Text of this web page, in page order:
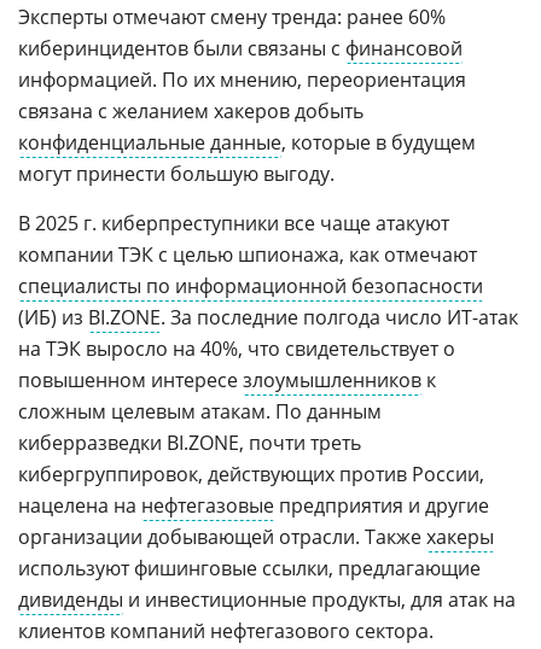
Эксперты отмечают смену тренда: ранее 60%
киберинцидентов были связаны с финансовой
информацией. По их мнению, переориентация
связана с желанием хакеров добыть
конфиденциальные данные, которые в будущем
могут принести большую выгоду.
В 2025 г. киберпреступники все чаще атакуют
компании ТЭК с целью шпионажа, как отмечают
специалисты по информационной безопасности
(ИБ) из BI.ZONE. За последние полгода число ИТ-атак
на ТЭК выросло на 40%, что свидетельствует о
повышенном интересезлоумышленников к
сложным целевым атакам. По данным
киберразведки BI.ZONE, почти треть
кибергруппировок, действующих против России,
нацелена на нефтегазовые предприятия и другие
организации добывающей отрасли. Такжехакеры
используют фишинговые ссылки, предлагающие
дивиденды и инвестиционные продукты, для атак на
клиентов компаний нефтегазового сектора.